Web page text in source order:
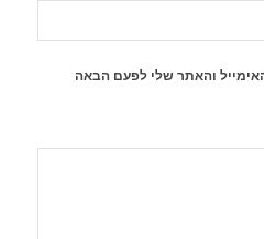
והאתר שלי לפעם הבאה